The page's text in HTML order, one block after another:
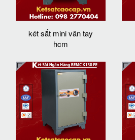
két sắt mini vân tay
hcm